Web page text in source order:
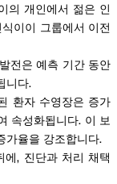
의 개인에서 젊은 인
이이 그룹에서 이전
전은 예측 기간 동안
니다.
환자 수영장은 증가
속성화됩니다. 이 보
가율을 강조합니다.
에, 진단과 처리 채택